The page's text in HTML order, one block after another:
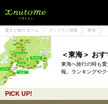
愛犬と旅行 ホーム ドッグラン情報 東海
＜東海＞ お
東海へ旅行の時も
報。ランキングやク
PICK UP!